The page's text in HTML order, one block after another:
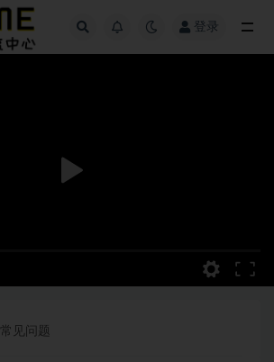
登录
常见问题